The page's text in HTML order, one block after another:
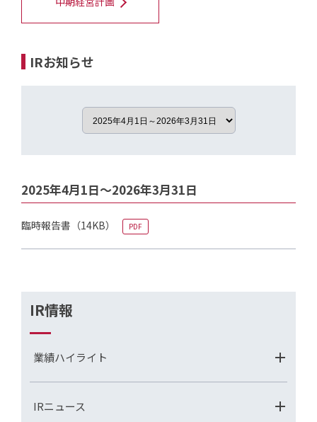
IR情報
業績ハイライト
IRニュース
IRお知らせ
2025年4月1日～2026年3月31日
臨時報告書 （14KB） PDF